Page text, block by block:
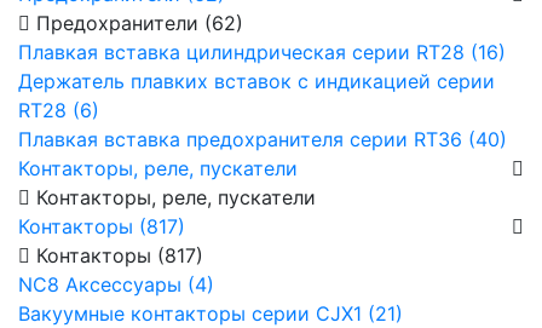
Предохранители (62)
Плавкая вставка цилиндрическая серии RT28 (16)
Держатель плавких вставок с индикацией серии
RT28 (6)
Плавкая вставка предохранителя серии RT36 (40)
Контакторы, реле, пускатели
Контакторы, реле, пускатели
Контакторы (817)
Контакторы (817)
NC8 Аксессуары (4)
Вакуумные контакторы серии CJX1 (21)